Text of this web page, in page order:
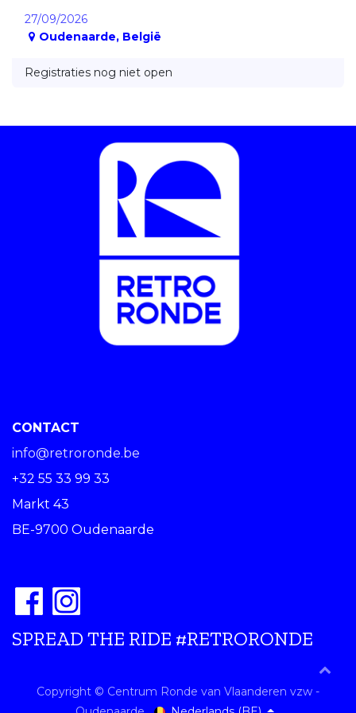
27/09/2026
Oudenaarde, België
Registraties nog niet open
CONTACT
info@retroronde.be
+32 55 33 99 33
Markt 43
BE-9700 Oudenaarde
SPREAD THE RIDE #RETRORONDE
Copyright © Centrum Ronde van Vlaanderen vzw -